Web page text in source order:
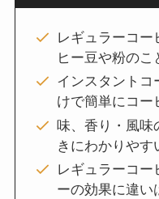
レギュラーコー
ヒー豆や粉のこ
インスタントコ
けで簡単にコー
味、香り・風味
きにわかりやす
レギュラーコー
ーの効果に違い